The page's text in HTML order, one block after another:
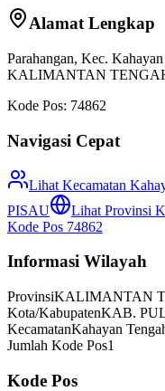
Alamat Lengkap
Parahangan, Kec.
KALIMANTAN
Kode Pos: 74862
Navigasi Cepat
Lihat Kecamatan
PISAU
Lihat Provinsi
Kode Pos 74862
Informasi Wilayah
ProvinsiKALIMANTAN
Kota/KabupatenKAB.
KecamatanKahayan
Jumlah Kode Pos1
Kode Pos